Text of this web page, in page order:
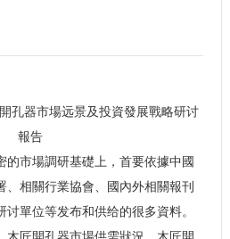
市場調研基礎上，首要依據中國
、相關行業協會、國內外相關報刊
單位等发布和供给的很多資料。